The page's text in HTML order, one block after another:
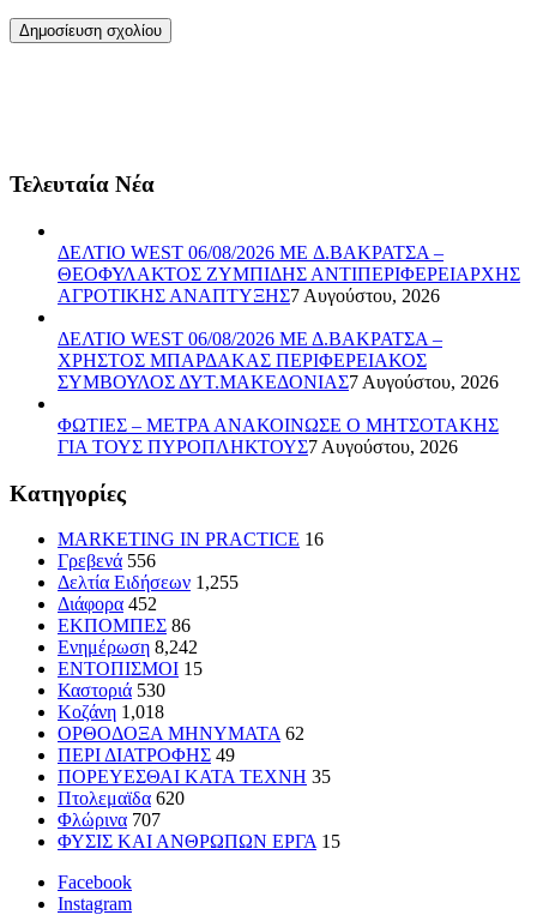
Τελευταία Νέα
ΔΕΛΤΙΟ WEST 06/08/2026 ME Δ.ΒΑΚΡΑΤΣΑ –
ΘΕΟΦΥΛΑΚΤΟΣ ΖΥΜΠΙΔΗΣ ΑΝΤΙΠΕΡΙΦΕΡΕΙΑΡΧΗΣ
ΑΓΡΟΤΙΚΗΣ ΑΝΑΠΤΥΞΗΣ7 Αυγούστου, 2026
ΔΕΛΤΙΟ WEST 06/08/2026 ΜΕ Δ.ΒΑΚΡΑΤΣΑ –
ΧΡΗΣΤΟΣ ΜΠΑΡΔΑΚΑΣ ΠΕΡΙΦΕΡΕΙΑΚΟΣ
ΣΥΜΒΟΥΛΟΣ ΔΥΤ.ΜΑΚΕΔΟΝΙΑΣ7 Αυγούστου, 2026
ΦΩΤΙΕΣ – ΜΕΤΡΑ ΑΝΑΚΟΙΝΩΣΕ Ο ΜΗΤΣΟΤΑΚΗΣ
ΓΙΑ ΤΟΥΣ ΠΥΡΟΠΛΗΚΤΟΥΣ7 Αυγούστου, 2026
Kατηγορίες
MARKETING IN PRACTICE 16
Γρεβενά 556
Δελτία Ειδήσεων 1,255
Διάφορα 452
ΕΚΠΟΜΠΕΣ 86
Ενημέρωση 8,242
ΕΝΤΟΠΙΣΜΟΙ 15
Καστοριά 530
Κοζάνη 1,018
ΟΡΘΟΔΟΞΑ ΜΗΝΥΜΑΤΑ 62
ΠΕΡΙ ΔΙΑΤΡΟΦΗΣ 49
ΠΟΡΕΥΕΣΘΑΙ ΚΑΤΑ ΤΕΧΝΗ 35
Πτολεμαϊδα 620
Φλώρινα 707
ΦΥΣΙΣ ΚΑΙ ΑΝΘΡΩΠΩΝ ΕΡΓΑ 15
Facebook
Instagram